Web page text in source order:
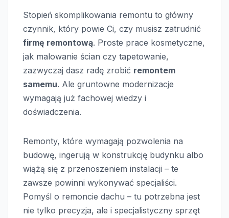
Stopień skomplikowania remontu to główny
czynnik, który powie Ci, czy musisz zatrudnić
firmę remontową. Proste prace kosmetyczne,
jak malowanie ścian czy tapetowanie,
zazwyczaj dasz radę zrobić remontem
samemu. Ale gruntowne modernizacje
wymagają już fachowej wiedzy i
doświadczenia.
Remonty, które wymagają pozwolenia na
budowę, ingerują w konstrukcję budynku albo
wiążą się z przenoszeniem instalacji – te
zawsze powinni wykonywać specjaliści.
Pomyśl o remoncie dachu – tu potrzebna jest
nie tylko precyzja, ale i specjalistyczny sprzęt